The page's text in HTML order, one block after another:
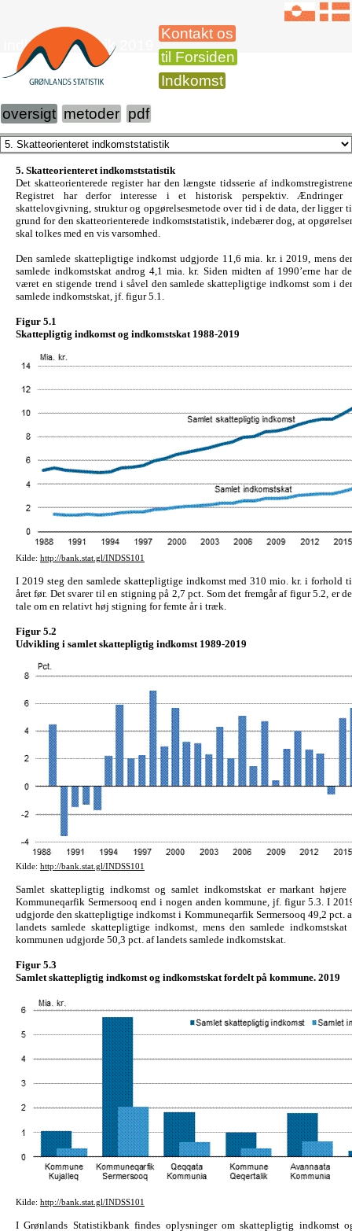
Kontakt os
til Forsiden
Indkomst
Indkomststatistik 2019
oversigt metoder pdf